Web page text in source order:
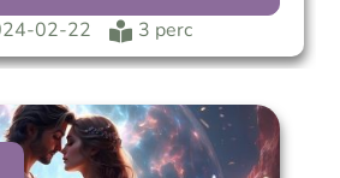
elvét képviselő Vénusz
egyesül az
02-22 3 perc